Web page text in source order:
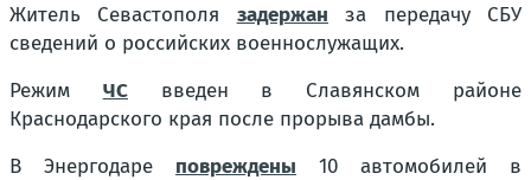
Житель Севастополя задержан за передачу СБУ
сведений о российских военнослужащих.
Режим ЧСвведен в Славянском районе
Краснодарского края после прорыва дамбы.
В Энергодаре повреждены 10 автомобилей в